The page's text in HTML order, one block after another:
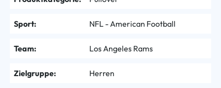
Sport: NFL - American Football
Team: Los Angeles Rams
Zielgruppe: Herren